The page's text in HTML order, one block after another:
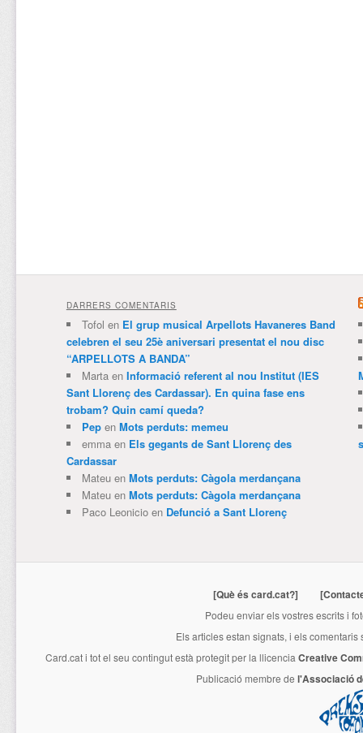
DARRERS COMENTARIS
Tofol en El grup musical Arpellots Havaneres Band
celebren el seu 25è aniversari presentat el nou disc
“ARPELLOTS A BANDA”
Martaen Informació referent al nou Institut (IES
Sant Llorenç des Cardassar). En quina fase ens
trobam? Quin camí queda?
Pepen Mots perduts: memeu
emmaen Els gegants de Sant Llorenç des
Cardassar
Mateuen Mots perduts: Càgola merdançana
Mateuen Mots perduts: Càgola merdançana
Paco Leonicioen Defunció a Sant Llorenç
[Què és card.cat?]
Podeu enviar els vostres escrits i
Els articles estan signats, i els
Card.cati tot el seu contingut està protegit per la llicencia Creative
Publicació membre de l'Associació